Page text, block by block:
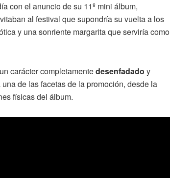
con el anuncio de su 11º mini álbum,
al festival que supondría su vuelta a los
y una sonriente margarita que serviría como
carácter completamentedesenfadado y
de las facetas de la promoción, desde la
físicas del álbum.